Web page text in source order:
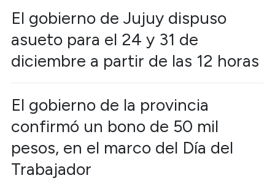
El gobierno de Jujuy dispuso
asueto para el 24 y 31 de
diciembre a partir de las 12 horas
El gobierno de la provincia
confirmó un bono de 50 mil
pesos, en el marco del Día del
Trabajador